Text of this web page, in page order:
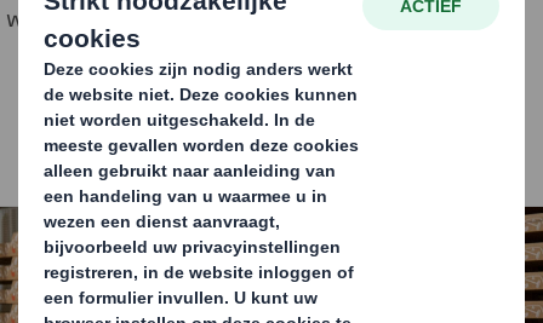
worden, wat ruimte in de vrachtwagen bespaart.